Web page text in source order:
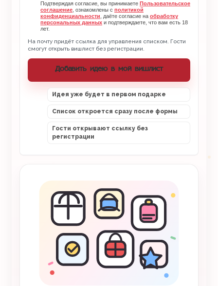
Подтверждая согласие, вы принимаете Пользовательское
соглашение , ознакомлены с политикой
конфиденциальности , даёте согласие на обработку
персональных данных и подтверждаете, что вам есть 18
лет.
На почту придёт ссылка для управления списком. Гости
смогут открыть вишлист без регистрации.
Добавить идею в мой вишлист
Идея уже будет в первом подарке
Список откроется сразу после формы
Гости открывают ссылку без
регистрации